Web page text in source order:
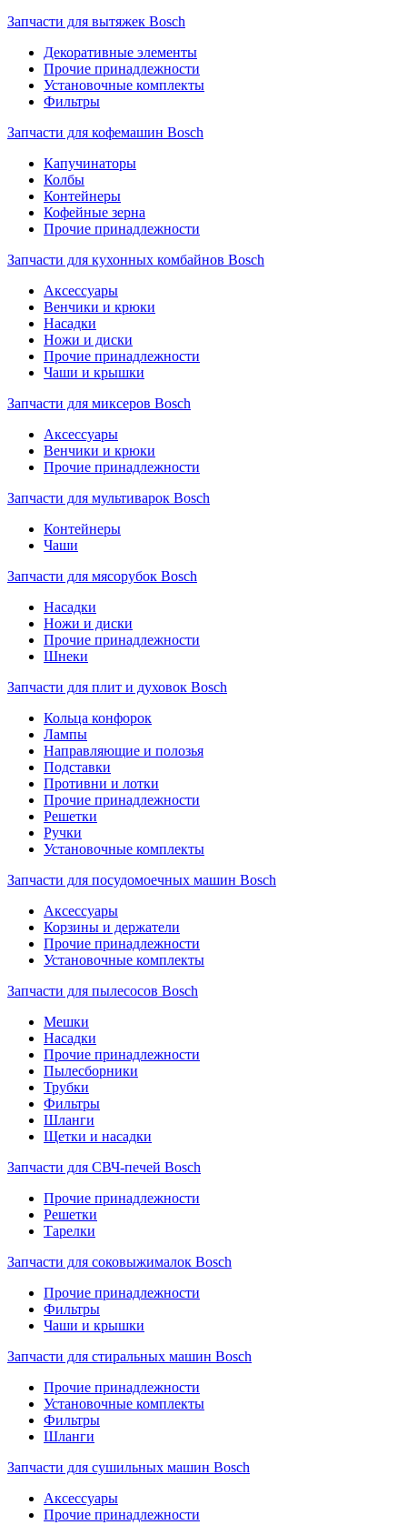
Запчасти для вытяжек Bosch
Декоративные элементы
Прочие принадлежности
Установочные комплекты
Фильтры
Запчасти для кофемашин Bosch
Капучинаторы
Колбы
Контейнеры
Кофейные зерна
Прочие принадлежности
Запчасти для кухонных комбайнов Bosch
Аксессуары
Венчики и крюки
Насадки
Ножи и диски
Прочие принадлежности
Чаши и крышки
Запчасти для миксеров Bosch
Аксессуары
Венчики и крюки
Прочие принадлежности
Запчасти для мультиварок Bosch
Контейнеры
Чаши
Запчасти для мясорубок Bosch
Насадки
Ножи и диски
Прочие принадлежности
Шнеки
Запчасти для плит и духовок Bosch
Кольца конфорок
Лампы
Направляющие и полозья
Подставки
Противни и лотки
Прочие принадлежности
Решетки
Ручки
Установочные комплекты
Запчасти для посудомоечных машин Bosch
Аксессуары
Корзины и держатели
Прочие принадлежности
Установочные комплекты
Запчасти для пылесосов Bosch
Мешки
Насадки
Прочие принадлежности
Пылесборники
Трубки
Фильтры
Шланги
Щетки и насадки
Запчасти для СВЧ-печей Bosch
Прочие принадлежности
Решетки
Тарелки
Запчасти для соковыжималок Bosch
Прочие принадлежности
Фильтры
Чаши и крышки
Запчасти для стиральных машин Bosch
Прочие принадлежности
Установочные комплекты
Фильтры
Шланги
Запчасти для сушильных машин Bosch
Аксессуары
Прочие принадлежности